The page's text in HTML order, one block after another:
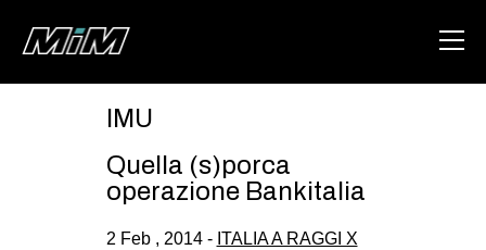
ABOUT
AREA
IMU
Quella (s)porca
operazione Bankitalia
2 Feb , 2014 - ITALIA A RAGGI X